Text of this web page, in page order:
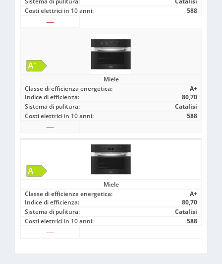
Costi elettrici in 10 anni:
588
—
Miele
Classe di efficienza energetica:
A+
Indice di efficienza:
80,70
Sistema di pulitura:
Catalisi
Costi elettrici in 10 anni:
588
—
Miele
Classe di efficienza energetica:
A+
Indice di efficienza:
80,70
Sistema di pulitura:
Catalisi
Costi elettrici in 10 anni:
588
—